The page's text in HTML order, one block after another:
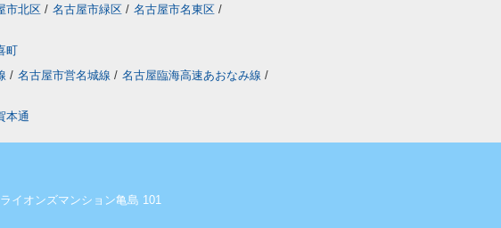
市北区 / 名古屋市緑区 / 名古屋市名東区 /
町
/ 名古屋市営名城線 / 名古屋臨海高速あおなみ線 /
本通
イオンズマンション亀島 101